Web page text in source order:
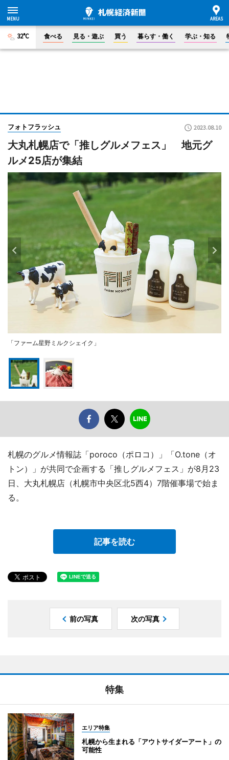
32°C 食べる 見る・遊ぶ 買う 暮らす・働く 学ぶ・知る
フォトフラッシュ 2023.08.10
大丸札幌店で「推しグルメフェス」 地元グ
ルメ25店が集結
「ファーム星野ミルクシェイク」
札幌のグルメ情報誌「poroco（ポロコ）」「O.tone（オ
トン）」が共同で企画する「推しグルメフェス」が8月23
日、大丸札幌店（札幌市中央区北5西4）7階催事場で始ま
る。
記事を読む
前の写真 次の写真
特集
エリア特集
札幌から生まれる「アウトサイダーアート」の
可能性